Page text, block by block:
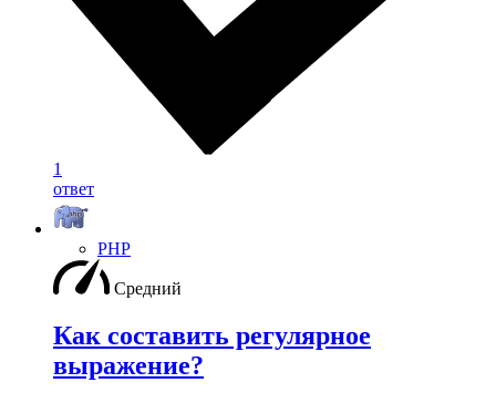
1
ответ
PHP
Средний
Как составить регулярное
выражение?